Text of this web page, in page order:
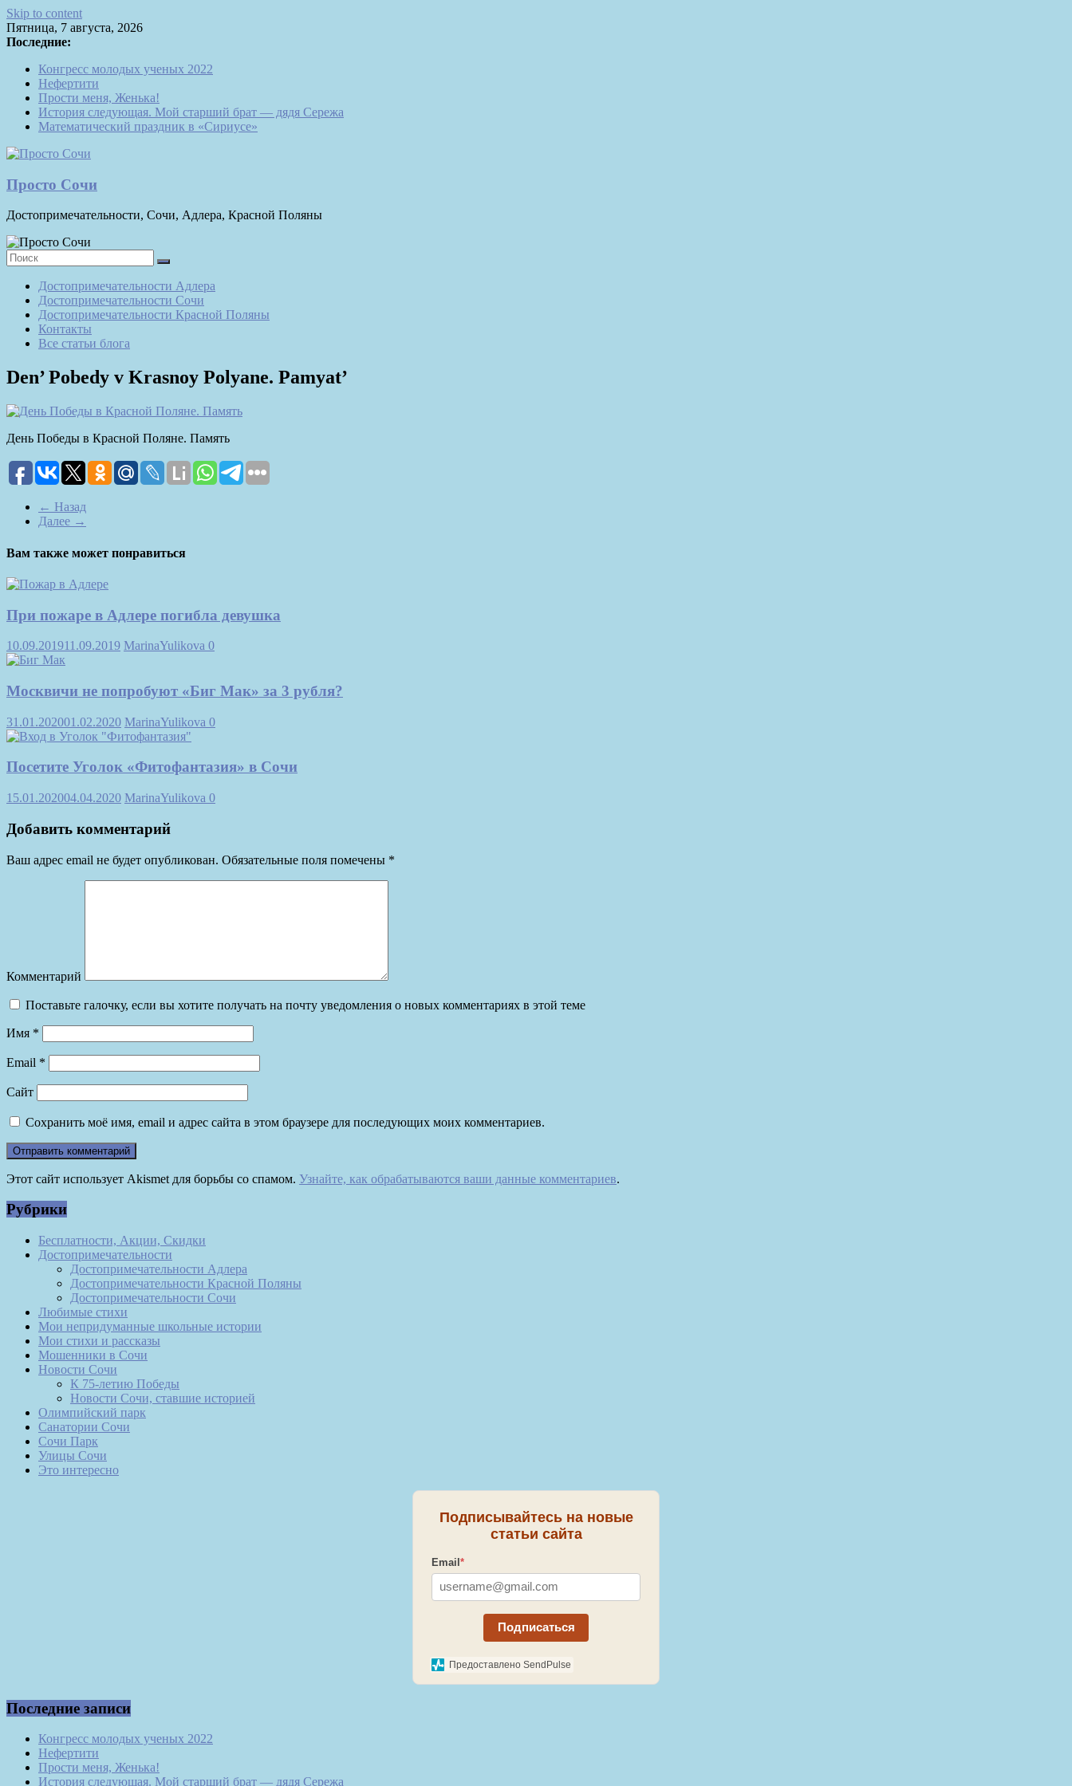
Skip to content
Пятница, 7 августа, 2026
Последние:
Конгресс молодых ученых 2022
Нефертити
Прости меня, Женька!
История следующая. Мой старший брат — дядя Сережа
Математический праздник в «Сириусе»
Просто Сочи
Достопримечательности, Сочи, Адлера, Красной Поляны
Достопримечательности Адлера
Достопримечательности Сочи
Достопримечательности Красной Поляны
Контакты
Все статьи блога
Den’ Pobedy v Krasnoy Polyane. Pamyat’
День Победы в Красной Поляне. Память
← Назад
Далее →
Вам также может понравиться
При пожаре в Адлере погибла девушка
10.09.201911.09.2019 MarinaYulikova 0
Москвичи не попробуют «Биг Мак» за 3 рубля?
31.01.202001.02.2020 MarinaYulikova 0
Посетите Уголок «Фитофантазия» в Сочи
15.01.202004.04.2020 MarinaYulikova 0
Добавить комментарий
Ваш адрес email не будет опубликован. Обязательные поля помечены *
Комментарий
Поставьте галочку, если вы хотите получать на почту уведомления о новых комментариях в этой теме
Имя *
Email *
Сайт
Сохранить моё имя, email и адрес сайта в этом браузере для последующих моих комментариев.
Этот сайт использует Akismet для борьбы со спамом. Узнайте, как обрабатываются ваши данные комментариев.
Рубрики
Бесплатности, Акции, Скидки
Достопримечательности
Достопримечательности Адлера
Достопримечательности Красной Поляны
Достопримечательности Сочи
Любимые стихи
Мои непридуманные школьные истории
Мои стихи и рассказы
Мошенники в Сочи
Новости Сочи
К 75-летию Победы
Новости Сочи, ставшие историей
Олимпийский парк
Санатории Сочи
Сочи Парк
Улицы Сочи
Это интересно
Подписывайтесь на новые
статьи сайта
Email *
Подписаться
Предоставлено SendPulse
Последние записи
Конгресс молодых ученых 2022
Нефертити
Прости меня, Женька!
История следующая. Мой старший брат — дядя Сережа